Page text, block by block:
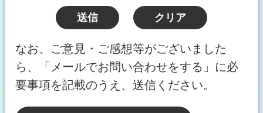
なお、ご意見・ご感想等がございました
ら、「メールでお問い合わせをする」に必
要事項を記載のうえ、送信ください。